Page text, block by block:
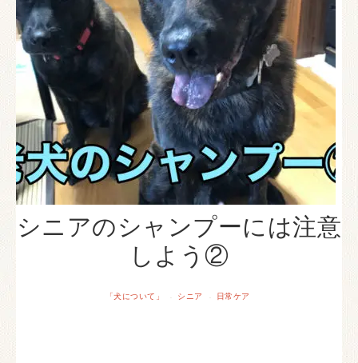
シニアのシャンプーには注意
しよう②
「犬について」 · シニア · 日常ケア